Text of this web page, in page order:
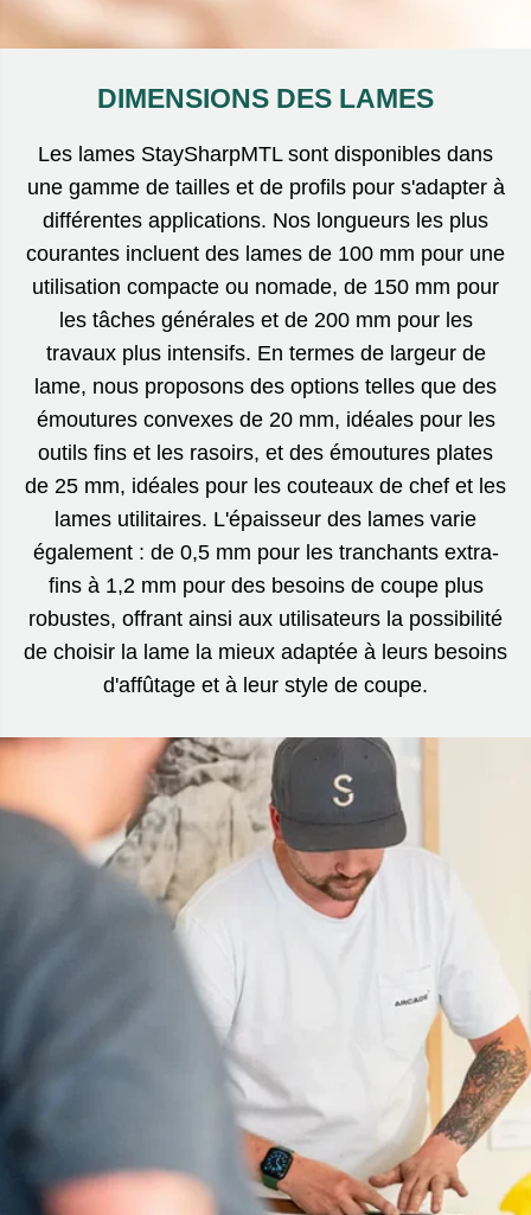
DIMENSIONS DES LAMES
Les lames StaySharpMTL sont disponibles dans
une gamme de tailles et de profils pour s'adapter à
différentes applications. Nos longueurs les plus
courantes incluent des lames de 100 mm pour une
utilisation compacte ou nomade, de 150 mm pour
les tâches générales et de 200 mm pour les
travaux plus intensifs. En termes de largeur de
lame, nous proposons des options telles que des
émoutures convexes de 20 mm, idéales pour les
outils fins et les rasoirs, et des émoutures plates
de 25 mm, idéales pour les couteaux de chef et les
lames utilitaires. L'épaisseur des lames varie
également : de 0,5 mm pour les tranchants extra-
fins à 1,2 mm pour des besoins de coupe plus
robustes, offrant ainsi aux utilisateurs la possibilité
de choisir la lame la mieux adaptée à leurs besoins
d'affûtage et à leur style de coupe.